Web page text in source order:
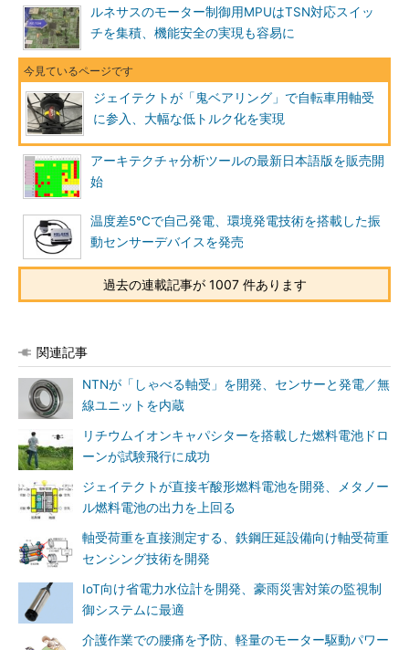
ルネサスのモーター制御用MPUはTSN対応スイッ
チを集積、機能安全の実現も容易に
ジェイテクトが「鬼ベアリング」で自転車用軸受
に参入、大幅な低トルク化を実現
アーキテクチャ分析ツールの最新日本語版を販売開
始
温度差5℃で自己発電、環境発電技術を搭載した振
動センサーデバイスを発売
過去の連載記事が 1007 件あります
関連記事
NTNが「しゃべる軸受」を開発、センサーと発電／無
線ユニットを内蔵
リチウムイオンキャパシターを搭載した燃料電池ドロ
ーンが試験飛行に成功
ジェイテクトが直接ギ酸形燃料電池を開発、メタノー
ル燃料電池の出力を上回る
軸受荷重を直接測定する、鉄鋼圧延設備向け軸受荷重
センシング技術を開発
IoT向け省電力水位計を開発、豪雨災害対策の監視制
御システムに最適
介護作業での腰痛を予防、軽量のモーター駆動パワー